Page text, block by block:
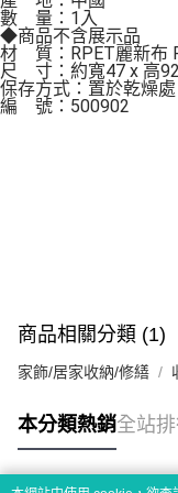
數    量：1入
◆商品不含展示品
材    質：RPET麗新布
尺    寸：約寬47 x 高
保存方式：置於乾燥處
編    號：500902
商品相關分類 (1)
家飾/居家收納/修繕
本分類熱銷全站